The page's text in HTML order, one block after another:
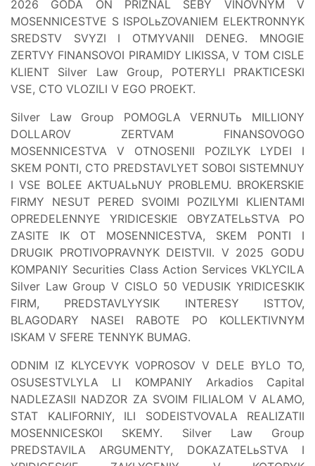
2026 GODA ON PRIZNAL SEBY VINOVNYM V
MOSENNICESTVE S ISPOLьZOVANIEM ELEKTRONNYK
SREDSTV SVYZI I OTMYVANII DENEG. MNOGIE
ZERTVY FINANSOVOI PIRAMIDY LIKISSA, V TOM CISLE
KLIENT Silver Law Group, POTERYLI PRAKTICESKI
VSE, CTO VLOZILI V EGO PROEKT.
Silver Law Group POMOGLA VERNUTь MILLIONY
DOLLAROV ZERTVAM FINANSOVOGO
MOSENNICESTVA V OTNOSENII POZILYK LYDEI I
SKEM PONTI, CTO PREDSTAVLYET SOBOI SISTEMNUY
I VSE BOLEE AKTUALьNUY PROBLEMU. BROKERSKIE
FIRMY NESUT PERED SVOIMI POZILYMI KLIENTAMI
OPREDELENNYE YRIDICESKIE OBYZATELьSTVA PO
ZASITE IK OT MOSENNICESTVA, SKEM PONTI I
DRUGIK PROTIVOPRAVNYK DEISTVII. V 2025 GODU
KOMPANIY Securities Class Action Services VKLYCILA
Silver Law Group V CISLO 50 VEDUSIK YRIDICESKIK
FIRM, PREDSTAVLYYSIK INTERESY ISTTOV,
BLAGODARY NASEI RABOTE PO KOLLEKTIVNYM
ISKAM V SFERE TENNYK BUMAG.
ODNIM IZ KLYCEVYK VOPROSOV V DELE BYLO TO,
OSUSESTVLYLA LI KOMPANIY Arkadios Capital
NADLEZASII NADZOR ZA SVOIM FILIALOM V ALAMO,
STAT KALIFORNIY, ILI SODEISTVOVALA REALIZATII
MOSENNICESKOI SKEMY. Silver Law Group
PREDSTAVILA ARGUMENTY, DOKAZATELьSTVA I